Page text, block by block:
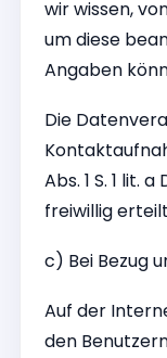
wir wissen,
um diese
Angaben
Die
Abs. 1 S. 1 lit.
freiwillig
c) Bei Bezug
Auf der
den